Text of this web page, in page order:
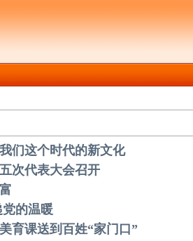
们这个时代的新文化
次代表大会召开
党的温暖
育课送到百姓“家门口”